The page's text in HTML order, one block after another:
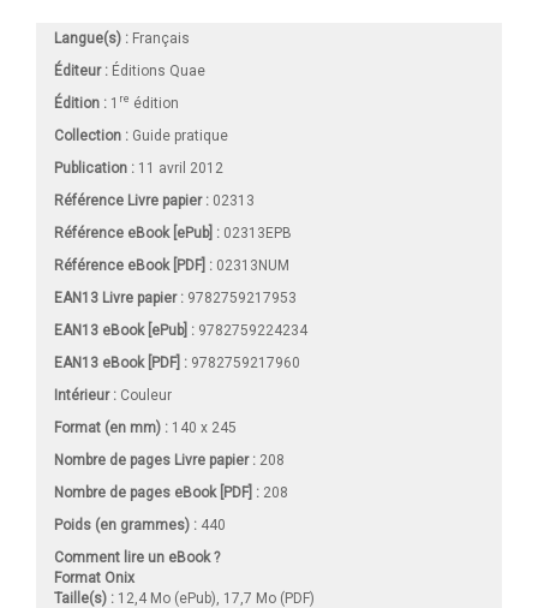
Langue(s) : Français
Éditeur : Éditions Quae
Édition : 1 re édition
Collection : Guide pratique
Publication : 11 avril 2012
Référence Livre papier : 02313
Référence eBook [ePub] : 02313EPB
Référence eBook [PDF] : 02313NUM
EAN13 Livre papier : 9782759217953
EAN13 eBook [ePub] : 9782759224234
EAN13 eBook [PDF] : 9782759217960
Intérieur : Couleur
Format (en mm) : 140 x 245
Nombre de pages Livre papier: 208
Nombre de pages eBook [PDF] : 208
Poids (en grammes) : 440
Comment lire un eBook ?
Format Onix
Taille(s) : 12,4 Mo (ePub), 17,7 Mo (PDF)